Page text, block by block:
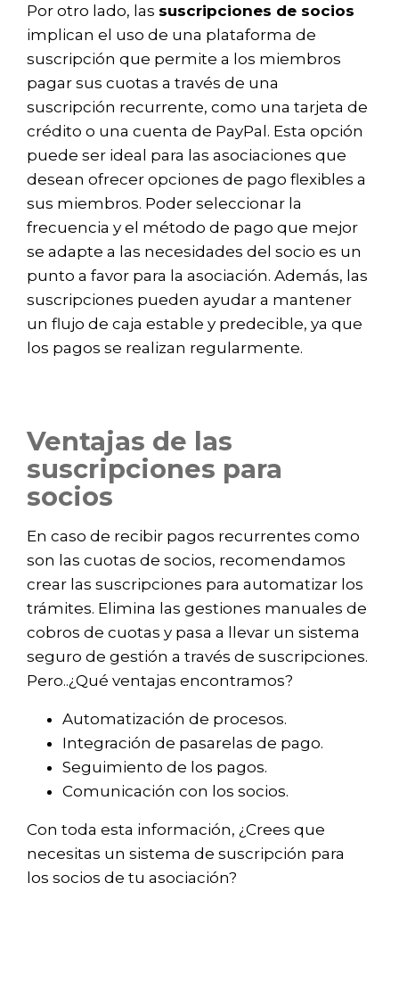
Por otro lado, las suscripciones de socios
implican el uso de una plataforma de
suscripción que permite a los miembros
pagar sus cuotas a través de una
suscripción recurrente, como una tarjeta de
crédito o una cuenta de PayPal. Esta opción
puede ser ideal para las asociaciones que
desean ofrecer opciones de pago flexibles a
sus miembros. Poder seleccionar la
frecuencia y el método de pago que mejor
se adapte a las necesidades del socio es un
punto a favor para la asociación. Además, las
suscripciones pueden ayudar a mantener
un flujo de caja estable y predecible, ya que
los pagos se realizan regularmente.
Ventajas de las
suscripciones para
socios
En caso de recibir pagos recurrentes como
son las cuotas de socios, recomendamos
crear las suscripciones para automatizar los
trámites. Elimina las gestiones manuales de
cobros de cuotas y pasa a llevar un sistema
seguro de gestión a través de suscripciones.
Pero..¿Qué ventajas encontramos?
Automatización de procesos.
Integración de pasarelas de pago.
Seguimiento de los pagos.
Comunicación con los socios.
Con toda esta información, ¿Crees que
necesitas un sistema de suscripción para
los socios de tu asociación?